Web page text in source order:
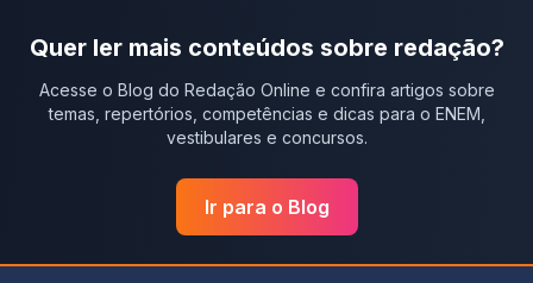
Quer ler mais conteúdos sobre redação?
Acesse o Blog do Redação Online e confira artigos sobre
temas, repertórios, competências e dicas para o ENEM,
vestibulares e concursos.
Ir para o Blog